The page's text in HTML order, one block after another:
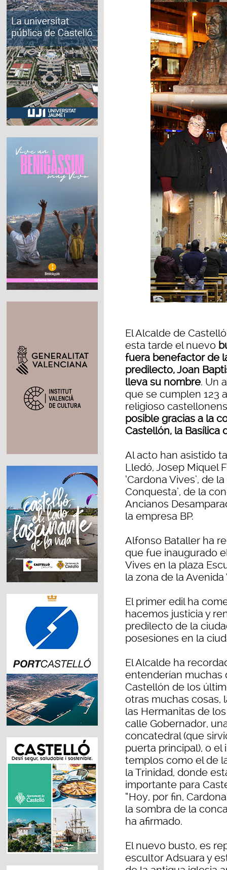
El Alcalde de
esta tarde el nuevo
fuera benefactor de
predilecto, Joan
lleva su nombre. Un
que se cumplen 123
religioso
posible gracias a la
Castellón, la Basílica
Al acto han asistido
Lledó, Josep Miquel
‘Cardona Vives’, de
Conquesta’, de la
Ancianos
la empresa BP.
Alfonso Bataller ha
que fue inaugurado
Vives en la plaza
la zona de la Avenida
El primer edil ha
hacemos justicia y
predilecto de la
posesiones en la
El Alcalde ha
entenderían muchas
Castellón de los
otras muchas cosas,
las Hermanitas de
calle Gobernador,
concatedral (que
puerta principal), o
templos como el de
la Trinidad, donde
importante para
“Hoy, por fin,
la sombra de la
ha afirmado.
El nuevo busto, es
escultor Adsuara y